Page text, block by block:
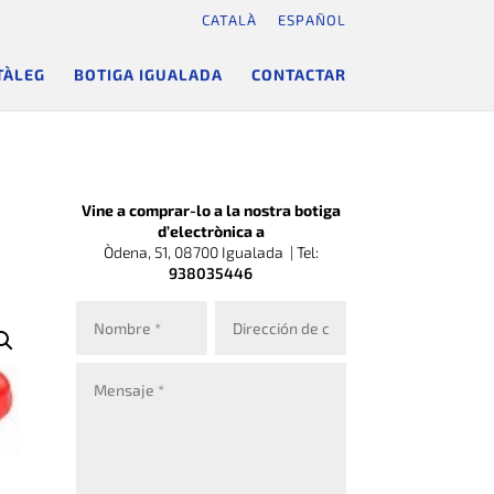
CATALÀ ESPAÑOL
BOTIGA IGUALADA CONTACTAR
Vine a comprar-lo a la nostra botiga
d’electrònica a
Òdena, 51, 08700 Igualada | Tel:
938035446